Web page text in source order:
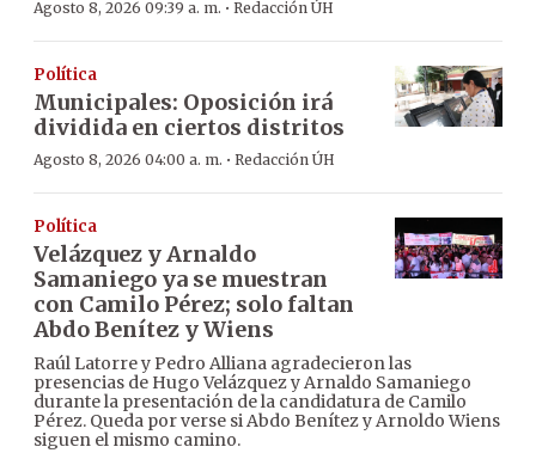
Agosto 8, 2026 09:39 a. m. · Redacción ÚH
Política
Municipales: Oposición irá
dividida en ciertos distritos
Agosto 8, 2026 04:00 a. m. · Redacción ÚH
Política
Velázquez y Arnaldo
Samaniego ya se muestran
con Camilo Pérez; solo faltan
Abdo Benítez y Wiens
Raúl Latorre y Pedro Alliana agradecieron las
presencias de Hugo Velázquez y Arnaldo Samaniego
durante la presentación de la candidatura de Camilo
Pérez. Queda por verse si Abdo Benítez y Arnoldo Wiens
siguen el mismo camino.